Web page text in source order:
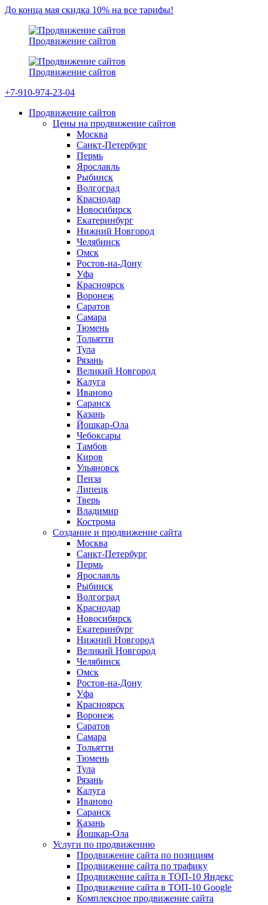
До конца мая скидка 10% на все тарифы!
Продвижение сайтов
Продвижение сайтов
+7-910-974-23-04
Продвижение сайтов
Цены на продвижение сайтов
Москва
Санкт-Петербург
Пермь
Ярославль
Рыбинск
Волгоград
Краснодар
Новосибирск
Екатеринбург
Нижний Новгород
Челябинск
Омск
Ростов-на-Дону
Уфа
Красноярск
Воронеж
Саратов
Самара
Тюмень
Тольятти
Тула
Рязань
Великий Новгород
Калуга
Иваново
Саранск
Казань
Йошкар-Ола
Чебоксары
Тамбов
Киров
Ульяновск
Пенза
Липецк
Тверь
Владимир
Кострома
Создание и продвижение сайта
Москва
Санкт-Петербург
Пермь
Ярославль
Рыбинск
Волгоград
Краснодар
Новосибирск
Екатеринбург
Нижний Новгород
Великий Новгород
Челябинск
Омск
Ростов-на-Дону
Уфа
Красноярск
Воронеж
Саратов
Самара
Тольятти
Тюмень
Тула
Рязань
Калуга
Иваново
Саранск
Казань
Йошкар-Ола
Услуги по продвижению
Продвижение сайта по позициям
Продвижение сайта по трафику
Продвижение сайта в ТОП-10 Яндекс
Продвижение сайта в ТОП-10 Google
Комплексное продвижение сайта